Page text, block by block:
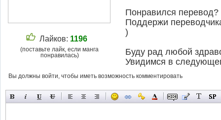
Лайков: 1196
(поставьте лайк, если манга
понравилась)
Понравился перевод?
Поддержи
)
Буду рад любой
Увидимся в
Вы должны войти, чтобы иметь возможность комментировать